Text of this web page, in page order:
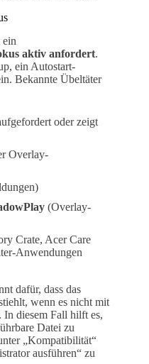
ein
aktiv anfordert.
ein Autostart-
Bekannte Übeltäter
oder zeigt
Overlay-
(Overlay-
Crate, Acer Care
Anwendungen
dafür, dass das
wenn es nicht mit
diesem Fall hilft es,
Datei zu
„Kompatibilität“
ausführen“ zu